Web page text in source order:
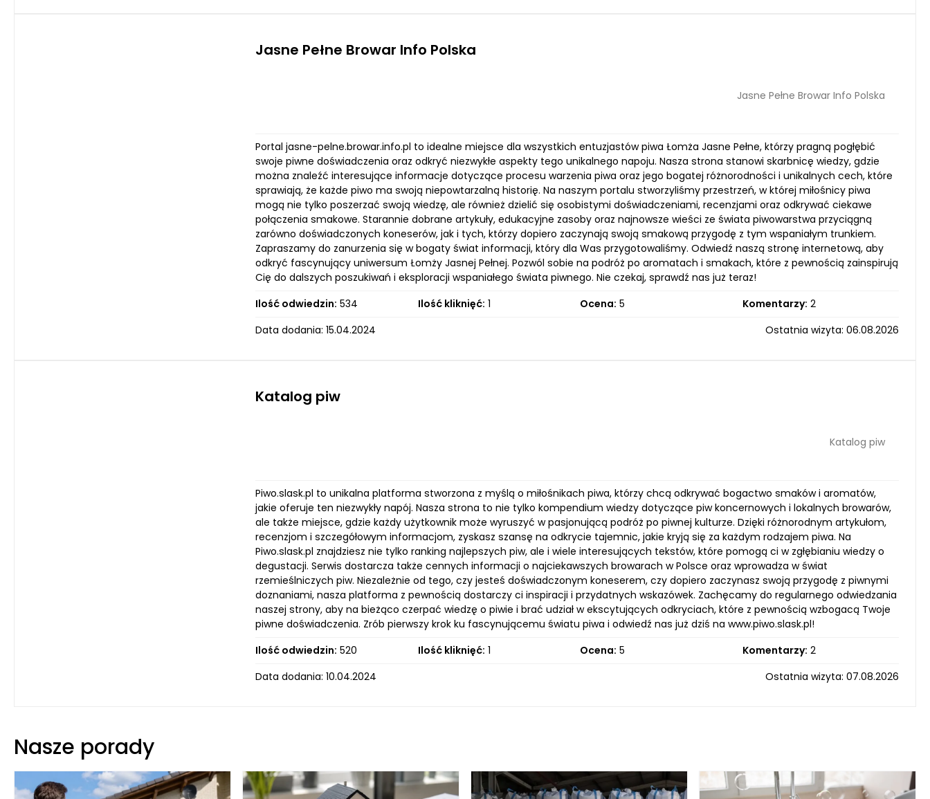
Jasne Pełne Browar Info Polska
Jasne Pełne Browar Info Polska
Portal jasne-pelne.browar.info.pl to idealne miejsce dla wszystkich entuzjastów piwa Łomża Jasne Pełne, którzy pragną pogłębić
swoje piwne doświadczenia oraz odkryć niezwykłe aspekty tego unikalnego napoju. Nasza strona stanowi skarbnicę wiedzy, gdzie
można znaleźć interesujące informacje dotyczące procesu warzenia piwa oraz jego bogatej różnorodności i unikalnych cech, które
sprawiają, że każde piwo ma swoją niepowtarzalną historię. Na naszym portalu stworzyliśmy przestrzeń, w której miłośnicy piwa
mogą nie tylko poszerzać swoją wiedzę, ale również dzielić się osobistymi doświadczeniami, recenzjami oraz odkrywać ciekawe
połączenia smakowe. Starannie dobrane artykuły, edukacyjne zasoby oraz najnowsze wieści ze świata piwowarstwa przyciągną
zarówno doświadczonych koneserów, jak i tych, którzy dopiero zaczynają swoją smakową przygodę z tym wspaniałym trunkiem.
Zapraszamy do zanurzenia się w bogaty świat informacji, który dla Was przygotowaliśmy. Odwiedź naszą stronę internetową, aby
odkryć fascynujący uniwersum Łomży Jasnej Pełnej. Pozwól sobie na podróż po aromatach i smakach, które z pewnością zainspirują
Cię do dalszych poszukiwań i eksploracji wspaniałego świata piwnego. Nie czekaj, sprawdź nas już teraz!
Ilość odwiedzin: 534 Ilość kliknięć: 1 Ocena: 5 Komentarzy: 2
Data dodania: 15.04.2024
Ostatnia wizyta: 06.08.2026
Katalog piw
Katalog piw
Piwo.slask.pl to unikalna platforma stworzona z myślą o miłośnikach piwa, którzy chcą odkrywać bogactwo smaków i aromatów,
jakie oferuje ten niezwykły napój. Nasza strona to nie tylko kompendium wiedzy dotyczące piw koncernowych i lokalnych browarów,
ale także miejsce, gdzie każdy użytkownik może wyruszyć w pasjonującą podróż po piwnej kulturze. Dzięki różnorodnym artykułom,
recenzjom i szczegółowym informacjom, zyskasz szansę na odkrycie tajemnic, jakie kryją się za każdym rodzajem piwa. Na
Piwo.slask.pl znajdziesz nie tylko ranking najlepszych piw, ale i wiele interesujących tekstów, które pomogą ci w zgłębianiu wiedzy o
degustacji. Serwis dostarcza także cennych informacji o najciekawszych browarach w Polsce oraz wprowadza w świat
rzemieślniczych piw. Niezależnie od tego, czy jesteś doświadczonym koneserem, czy dopiero zaczynasz swoją przygodę z piwnymi
doznaniami, nasza platforma z pewnością dostarczy ci inspiracji i przydatnych wskazówek. Zachęcamy do regularnego odwiedzania
naszej strony, aby na bieżąco czerpać wiedzę o piwie i brać udział w ekscytujących odkryciach, które z pewnością wzbogacą Twoje
piwne doświadczenia. Zrób pierwszy krok ku fascynującemu światu piwa i odwiedź nas już dziś na www.piwo.slask.pl!
Ilość odwiedzin: 520 Ilość kliknięć: 1 Ocena: 5 Komentarzy: 2
Data dodania: 10.04.2024
Ostatnia wizyta: 07.08.2026
Nasze porady